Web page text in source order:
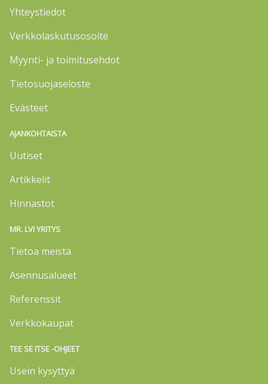
Yhteystiedot
Verkkolaskutusosoite
Myynti- ja toimitusehdot
Tietosuojaseloste
Evästeet
AJANKOHTAISTA
Uutiset
Artikkelit
Hinnastot
MR. LVI YRITYS
Tietoa meistä
Asennusalueet
Referenssit
Verkkokaupat
TEE SE ITSE -OHJEET
Usein kysyttyä